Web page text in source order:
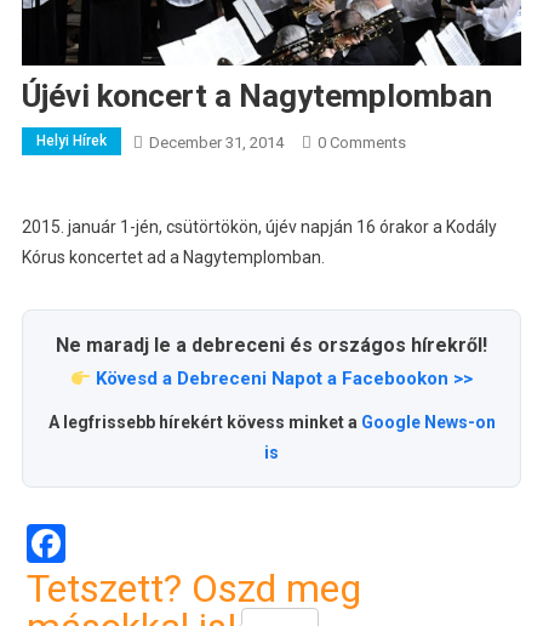
Újévi koncert a Nagytemplomban
Helyi Hírek December 31, 2014 0 Comments
2015. január 1-jén, csütörtökön, újév napján 16 órakor a Kodály
Kórus koncertet ad a Nagytemplomban.
Ne maradj le a debreceni és országos hírekről!
Kövesd a Debreceni Napot a Facebookon >>
A legfrissebb hírekért kövess minket a Google News-on
is
Facebook
Tetszett? Oszd meg